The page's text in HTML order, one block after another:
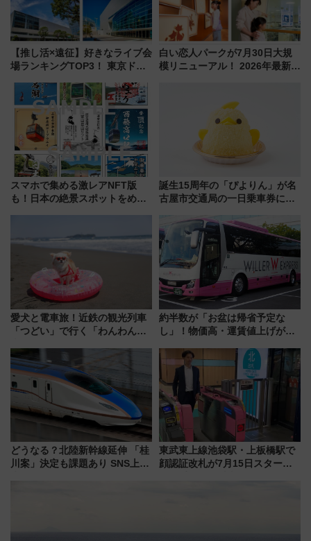
【推し活×遠征】好きなライブ会
場ランキングTOP3！ 東京ドー
由と交通アクセス術、ライブ会
場に何を求める？
白い恋人パークが7月30日大規
模リニューアル！ 2026年最新の
スマホで集める激レアNFT版
も！日本の絶景スポットをめぐ
誕生15周年の「ぴよりん」が名
古屋市交通局の一日乗車券に！
定1万5000枚】
愛犬と電車旅！近鉄の観光列車
「つどい」で行く「わんわん列
める日帰りツアー
約半数が「お盆は帰省予定な
し」！物価高・運賃値上げが財
りたいけど……【WILLER お盆
帰省動向調査】
どうなる？北陸新幹線延伸 「桂
川案」決定も課題あり SNS上の
東武東上線池袋駅・上板橋駅で
顔認証改札が7月15日スター